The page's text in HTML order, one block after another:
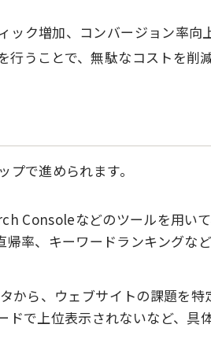
ック増加、コンバージョン率向
行うことで、無駄なコストを削
で進められます。
Consoleなどのツールを用い
率、キーワードランキングな
から、ウェブサイトの課題を特
ドで上位表示されないなど、具